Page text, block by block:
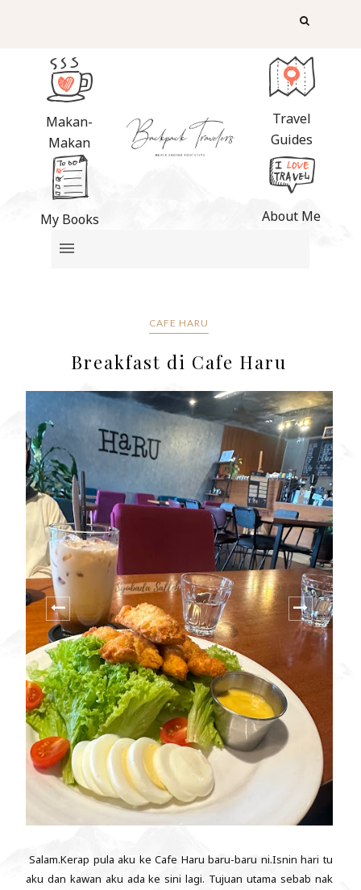
Makan-
Makan
My Books
Travel
Guides
About Me
CAFE HARU
Breakfast di Cafe Haru
Salam.Kerap pula aku ke Cafe Haru baru-baru ni.Isnin hari tu
aku dan kawan aku ada ke sini lagi. Tujuan utama sebab nak